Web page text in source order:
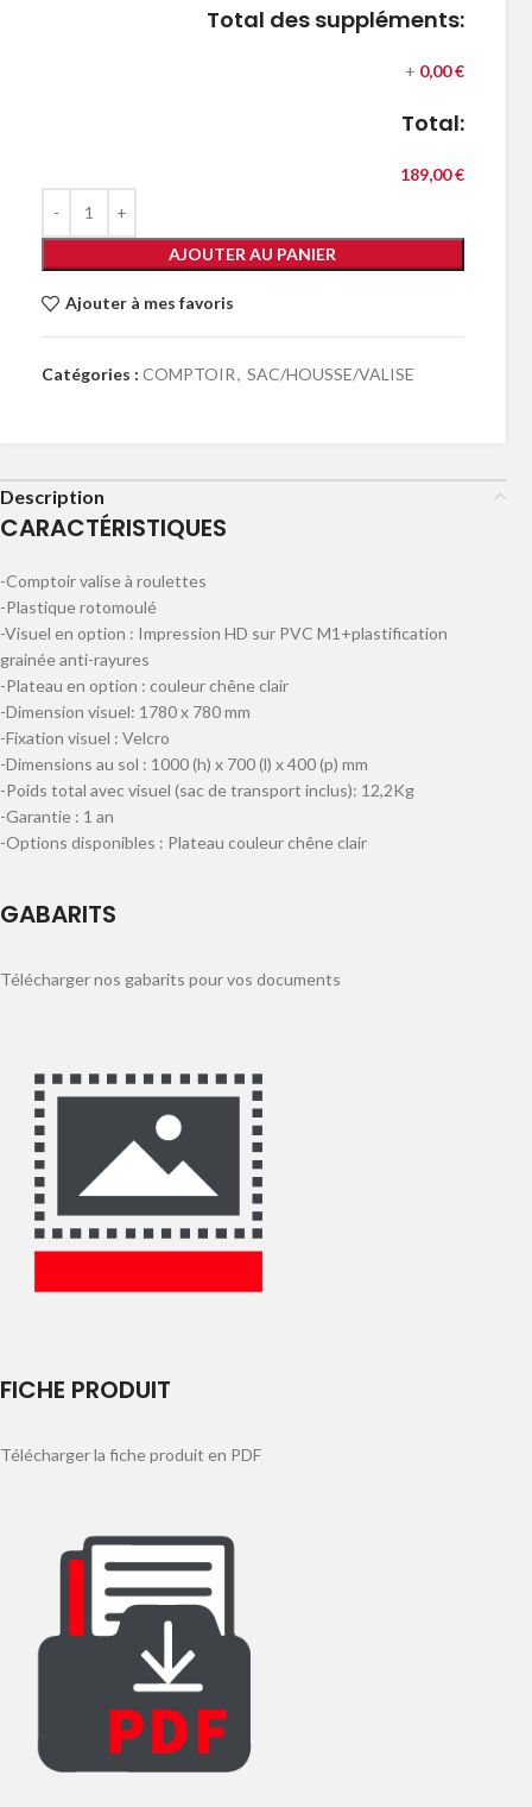
Total des suppléments:
+ 0,00 €
Total:
189,00 €
AJOUTER AU PANIER
Ajouter à mes favoris
Catégories : COMPTOIR, SAC/HOUSSE/VALISE
Description
CARACTÉRISTIQUES
-Comptoir valise à roulettes
-Plastique rotomoulé
-Visuel en option : Impression HD sur PVC M1+plastification
grainée anti-rayures
-Plateau en option : couleur chêne clair
-Dimension visuel: 1780 x 780 mm
-Fixation visuel : Velcro
-Dimensions au sol : 1000 (h) x 700 (l) x 400 (p) mm
-Poids total avec visuel (sac de transport inclus): 12,2Kg
-Garantie : 1 an
-Options disponibles : Plateau couleur chêne clair
GABARITS
Télécharger nos gabarits pour vos documents
FICHE PRODUIT
Télécharger la fiche produit en PDF